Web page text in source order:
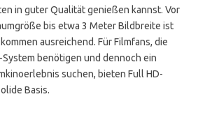
in guter Qualität genießen kannst. Vor
bis etwa 3 Meter Bildbreite ist
ausreichend. Für Filmfans, die
System benötigen und dennoch ein
suchen, bieten Full HD-
Basis.